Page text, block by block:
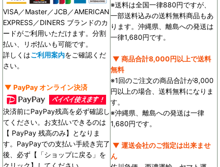
VISA／Master／JCB／AMERICAN
EXPRESS／DINERS ブランドのカ
ードがご利用いただけます。分割
払い、リボ払いも可能です。
詳しくはご利用案内をご確認くだ
さい。
▼ PayPay オンライン決済
決済前にPayPay残高を必ず確認し
てください。お支払いできるのは
【 PayPay 残高のみ】となりま
す。PayPayでの支払い手続き完了
後、必ず【「ショップに戻る」を
※送料は全国一律880円ですが、
一部送料込みの送料無料商品もあ
ります。沖縄県、離島への発送は
一律1,680円です。
▼ 商品合計8,000円以上で送料
無料
※1回のご注文の商品合計が8,000
円以上の場合、送料無料になりま
す。
※沖縄県、離島への発送は一律
1,680円です。
▼ 運送会社のご指定は出来ませ
ん